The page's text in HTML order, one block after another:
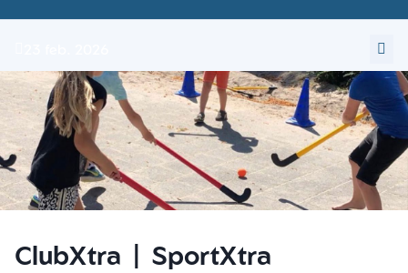
ClubXtra | SportXtra